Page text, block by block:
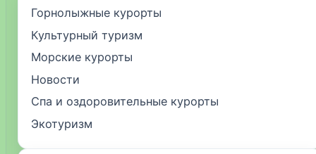
Горнолыжные курорты
Культурный туризм
Морские курорты
Новости
Спа и оздоровительные курорты
Экотуризм